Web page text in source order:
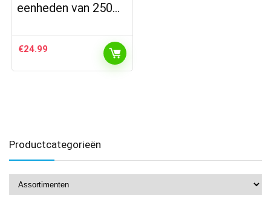
eenheden van 250…
€24.99
Productcategorieën